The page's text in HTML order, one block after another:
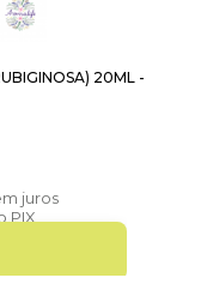
20ML -
juros
PIX